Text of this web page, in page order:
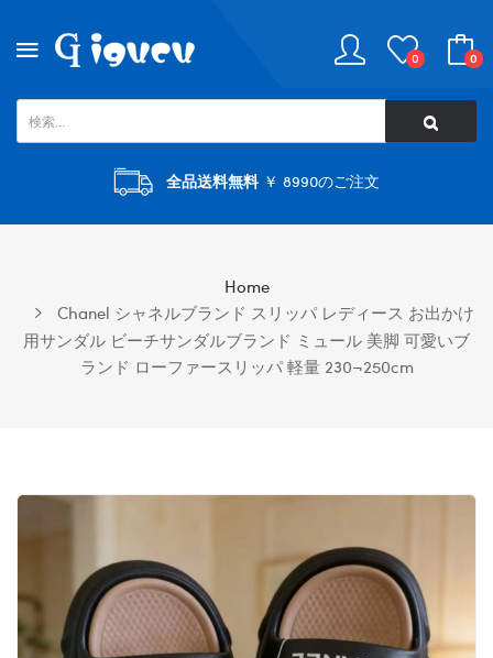
0 0
全品送料無料￥ 8990のご注文
Home
Chanel シャネルブランド スリッパ レディース お出かけ
用サンダル ビーチサンダルブランド ミュール 美脚 可愛いブ
ランド ローファースリッパ 軽量 230¬250cm